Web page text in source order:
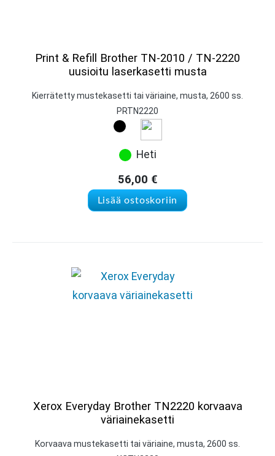
Print & Refill Brother TN-2010 / TN-2220
uusioitu laserkasetti musta
Kierrätetty mustekasetti tai väriaine, musta, 2600 ss.
PRTN2220
Heti
56,00 €
Lisää ostoskoriin
Xerox Everyday Brother TN2220 korvaava
väriainekasetti
Korvaava mustekasetti tai väriaine, musta, 2600 ss.